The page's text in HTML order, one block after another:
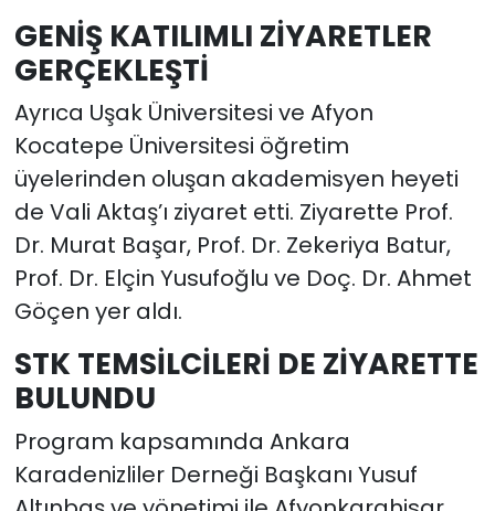
GENİŞ KATILIMLI ZİYARETLER
GERÇEKLEŞTİ
Ayrıca Uşak Üniversitesi ve Afyon
Kocatepe Üniversitesi öğretim
üyelerinden oluşan akademisyen heyeti
de Vali Aktaş’ı ziyaret etti. Ziyarette Prof.
Dr. Murat Başar, Prof. Dr. Zekeriya Batur,
Prof. Dr. Elçin Yusufoğlu ve Doç. Dr. Ahmet
Göçen yer aldı.
STK TEMSİLCİLERİ DE ZİYARETTE
BULUNDU
Program kapsamında Ankara
Karadenizliler Derneği Başkanı Yusuf